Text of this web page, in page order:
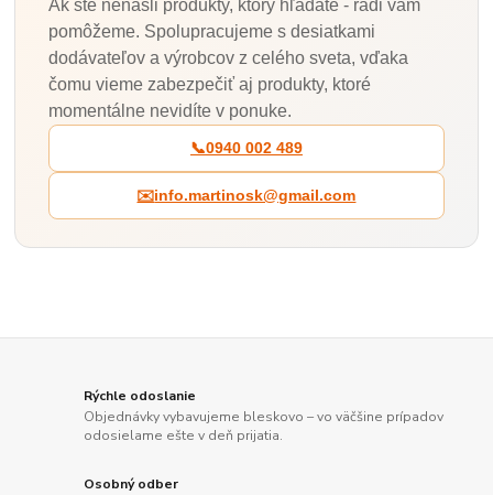
Ak ste nenašli produkty, ktorý hľadáte - radi vám
pomôžeme. Spolupracujeme s desiatkami
dodávateľov a výrobcov z celého sveta, vďaka
čomu vieme zabezpečiť aj produkty, ktoré
momentálne nevidíte v ponuke.
📞0940 002 489
✉️info.martinosk@gmail.com
Rýchle odoslanie
Objednávky vybavujeme bleskovo – vo väčšine prípadov
odosielame ešte v deň prijatia.
Osobný odber